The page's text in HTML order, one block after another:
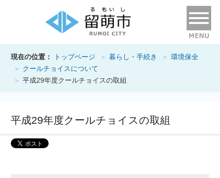
現在の位置： トップページ 暮らし・手続き
環境保全
クールチョイスについて
平成29年度クールチョイスの取組
平成29年度クールチョイスの取組